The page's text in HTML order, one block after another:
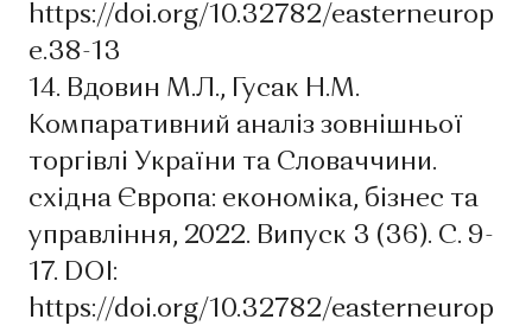
https://doi.org/10.32782/easterneurop
e.38-13
14. Вдовин М.Л., Гусак Н.М.
Компаративний аналіз зовнішньої
торгівлі України та Словаччини.
східна Європа: економіка, бізнес та
управління, 2022. Випуск 3 (36). С. 9-
17. DOI:
https://doi.org/10.32782/easterneurop